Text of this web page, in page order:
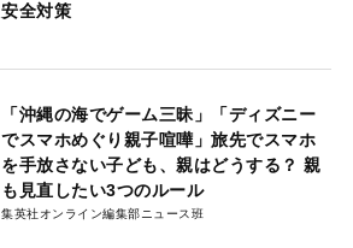
安全対策
「沖縄の海でゲーム三昧」「ディズニー
でスマホめぐり親子喧嘩」旅先でスマホ
を手放さない子ども、親はどうする？ 親
も見直したい3つのルール
集英社オンライン編集部ニュース班